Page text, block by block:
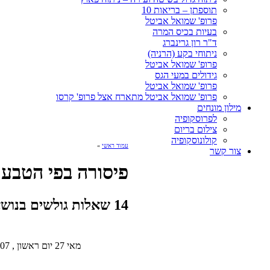
תוספתן – בריאות 10
פרופ' שמואל אביטל
בעיות בכיס המרה
ד"ר רון גרינברג
ניתוחי בקע (הרניה)
פרופ' שמואל אביטל
גידולים במעי הגס
פרופ' שמואל אביטל
פרופ' שמואל אביטל מתארח אצל פרופ' קרסו
מילון מונחים
לפרוסקופיה
צילום בריום
קולונוסקופיה
צור קשר
עמוד ראשי »
פיסורה בפי
14 שאלות גולשים בנושא » פיסורה בפי הטבעת
מאי 27 יום ראשון , 2007 10:36 am